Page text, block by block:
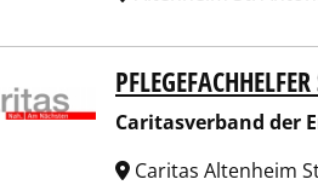
der Erzdiözese
Caritasverband der
Caritas Altenheim